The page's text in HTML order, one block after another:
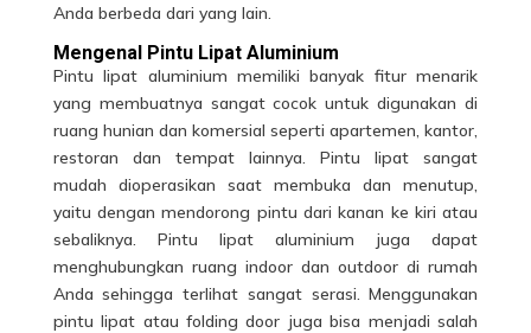
Anda berbeda dari yang lain.
Mengenal Pintu Lipat Aluminium
Pintu lipat aluminium memiliki banyak fitur menarik
yang membuatnya sangat cocok untuk digunakan di
ruang hunian dan komersial seperti apartemen, kantor,
restoran dan tempat lainnya. Pintu lipat sangat
mudah dioperasikan saat membuka dan menutup,
yaitu dengan mendorong pintu dari kanan ke kiri atau
sebaliknya. Pintu lipat aluminium juga dapat
menghubungkan ruang indoor dan outdoor di rumah
Anda sehingga terlihat sangat serasi. Menggunakan
pintu lipat atau folding door juga bisa menjadi salah